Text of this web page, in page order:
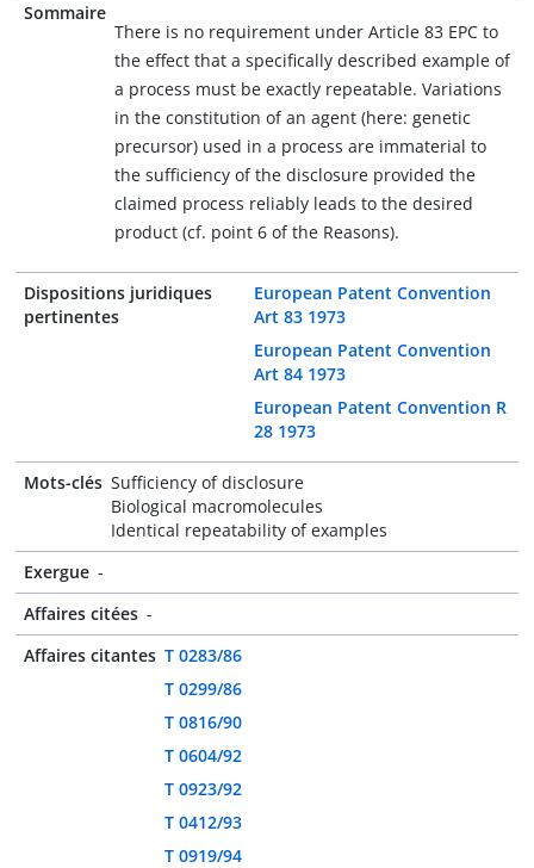
Sommaire
There is no requirement under Article 83 EPC to
the effect that a specifically described example of
a process must be exactly repeatable. Variations
in the constitution of an agent (here: genetic
precursor) used in a process are immaterial to
the sufficiency of the disclosure provided the
claimed process reliably leads to the desired
product (cf. point 6 of the Reasons).
Dispositions juridiques
pertinentes
European Patent Convention
Art 83 1973
European Patent Convention
Art 84 1973
European Patent Convention R
28 1973
Mots-clés Sufficiency of disclosure
Biological macromolecules
Identical repeatability of examples
Exergue -
Affaires citées -
Affaires citantes T 0283/86
T 0299/86
T 0816/90
T 0604/92
T 0923/92
T 0412/93
T 0919/94